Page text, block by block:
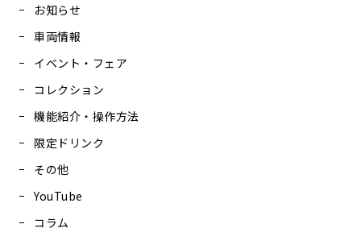
お知らせ
車両情報
イベント・フェア
コレクション
機能紹介・操作方法
限定ドリンク
その他
YouTube
コラム